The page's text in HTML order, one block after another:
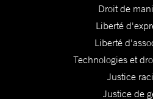
Droit de
Liberté
Liberté
Technologies et
Justice
Justice de